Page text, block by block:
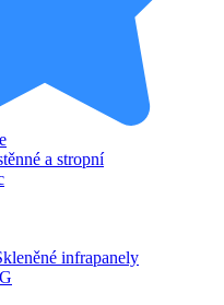
a stropní
infrapanely